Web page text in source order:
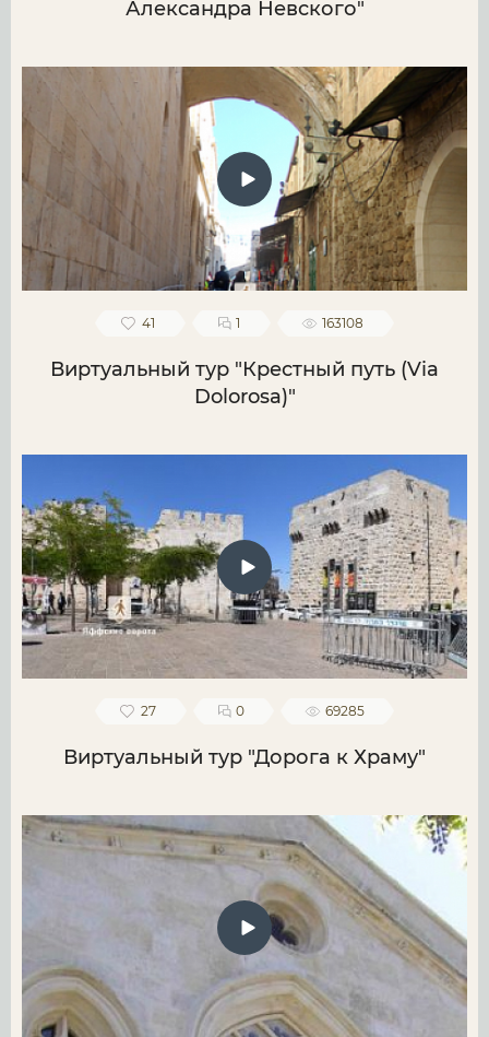
Александра Невского"
41 1 163108
Виртуальный тур "Крестный путь (Via
Dolorosa)"
27 0 69285
Виртуальный тур "Дорога к Храму"